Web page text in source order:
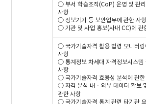
○ 부서 학습조직(CoP) 운영 및 관
사항
○ 정보기기 등 보안업무에 관한 사항
○ 기관 및 사업 홍보(사내 CC)에 관
○ 국가기술자격 활용 법령 모니터링
사항
○ 통계정보 차세대 자격정보시스템
사항
○ 국가기술자격 효용성 분석에 관한
○ 자격 분석 내ㆍ외부 데이터 확보
관한 사항
○ 국가기술자격 통계 관련 타기관